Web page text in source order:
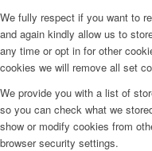
We fully respect if you want to
and again kindly allow us to
any time or opt in for other
cookies we will remove all set
We provide you with a list of
so you can check what we
show or modify cookies from
browser security settings.